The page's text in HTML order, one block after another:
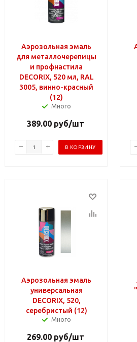
Аэрозольная эмаль
для металлочерепицы
и профнастила
DECORIX, 520 мл, RAL
3005, винно-красный
(12)
Много
389.00руб/шт
В КОРЗИНУ
Аэрозольная эмаль
универсальная
DECORIX, 520,
серебристый (12)
Много
269.00руб/шт